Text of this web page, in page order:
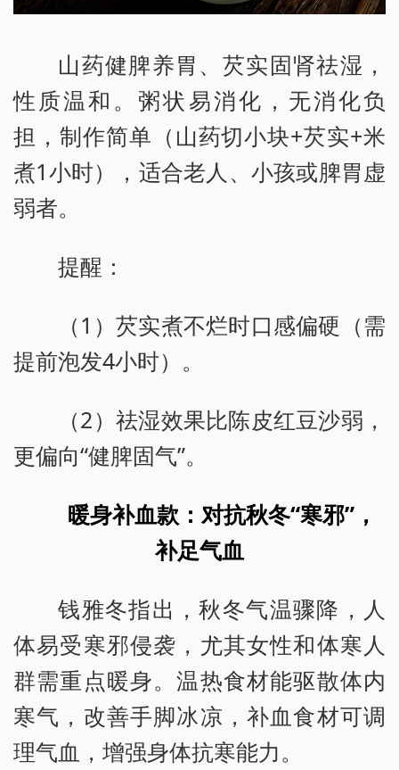
山药健脾养胃、芡实固肾祛湿，
性质温和。粥状易消化，无消化负
担，制作简单（山药切小块+芡实+米
煮1小时），适合老人、小孩或脾胃虚
弱者。
提醒：
（1）芡实煮不烂时口感偏硬（需
提前泡发4小时）。
（2）祛湿效果比陈皮红豆沙弱，
更偏向“健脾固气”。
暖身补血款：对抗秋冬“寒邪”，
补足气血
钱雅冬指出，秋冬气温骤降，人
体易受寒邪侵袭，尤其女性和体寒人
群需重点暖身。温热食材能驱散体内
寒气，改善手脚冰凉，补血食材可调
理气血，增强身体抗寒能力。